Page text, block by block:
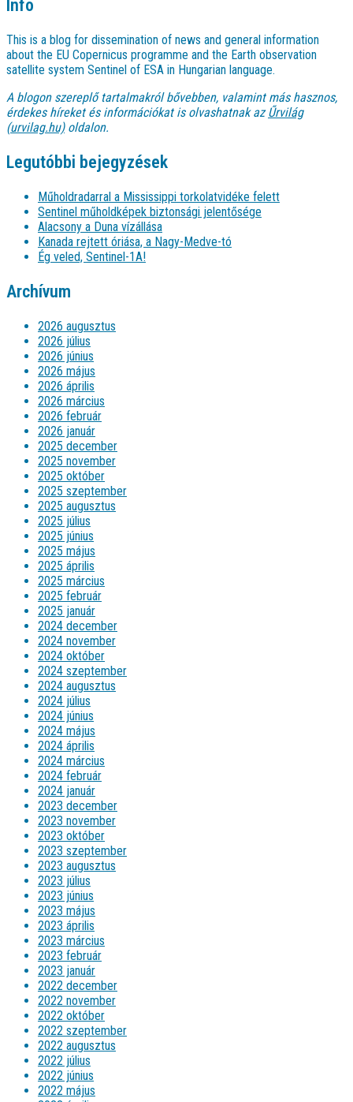
Info
This is a blog for dissemination of news and general information
about the EU Copernicus programme and the Earth observation
satellite system Sentinel of ESA in Hungarian language.
A blogon szereplő tartalmakról bővebben, valamint más hasznos,
érdekes híreket és információkat is olvashatnak azŰrvilág
(urvilag.hu)oldalon.
Legutóbbi bejegyzések
Műholdradarral a Mississippi torkolatvidéke felett
Sentinel műholdképek biztonsági jelentősége
Alacsony a Duna vízállása
Kanada rejtett óriása, a Nagy-Medve-tó
Ég veled, Sentinel-1A!
Archívum
2026 augusztus
2026 július
2026 június
2026 május
2026 április
2026 március
2026 február
2026 január
2025 december
2025 november
2025 október
2025 szeptember
2025 augusztus
2025 július
2025 június
2025 május
2025 április
2025 március
2025 február
2025 január
2024 december
2024 november
2024 október
2024 szeptember
2024 augusztus
2024 július
2024 június
2024 május
2024 április
2024 március
2024 február
2024 január
2023 december
2023 november
2023 október
2023 szeptember
2023 augusztus
2023 július
2023 június
2023 május
2023 április
2023 március
2023 február
2023 január
2022 december
2022 november
2022 október
2022 szeptember
2022 augusztus
2022 július
2022 június
2022 május